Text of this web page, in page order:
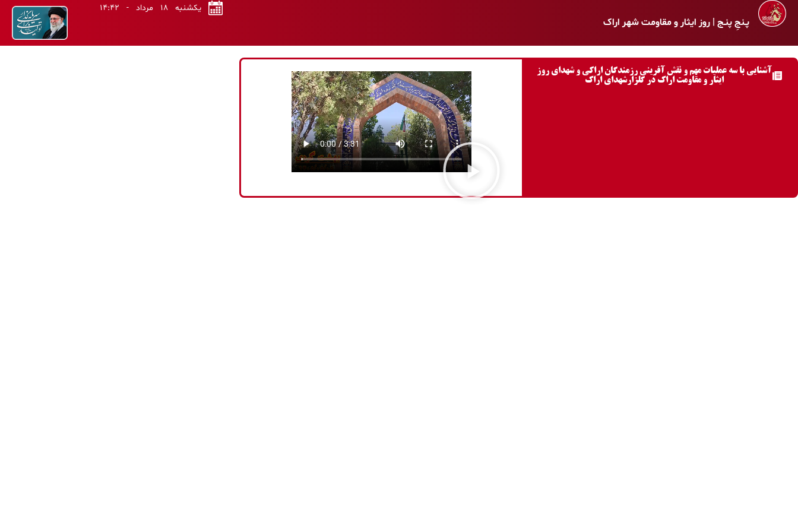
پـنجِ پنـج | روز ایثار و مقاومت شهر اراک
یکشنبه ۱۸ مرداد - ۱۴:۴۲
آشنایی با سه عملیات مهم و نقش آفرینی رزمندگان اراکی و شهدای روز
ایثار و مقاومت اراک در گلزارشهدای اراک